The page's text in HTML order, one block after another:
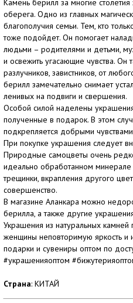
Камень берилл за многие
оберега. Одно из главных
благополучия семьи. Тем, кто
тоже подойдет. Он помогает
людьми – родителями и детьми,
и освежить угасающие чувства. Он
разлучников, завистников, от
берилл замечательно снимает
ленивых на подвиги и свершения.
Особой силой наделены
полученные в подарок. В этом
подкрепляется добрыми
При покупке украшения следует
Природные самоцветы очень
идеально обработанном
трещинки, вкрапления другого
совершенство.
В магазине Аланкара можно
берилла, а также другие
Украшения из натуральных
женщины неповторимую яркость и
подарки и сувениры оптом по
#украшенияоптом
Страна: КИТАЙ